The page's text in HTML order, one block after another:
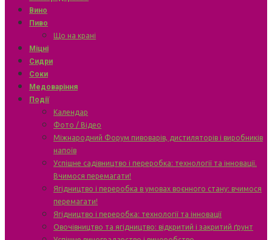
Вино
Пиво
Що на крані
Міцні
Сидри
Соки
Медоваріння
Події
Календар
Фото / Відео
Міжнародний Форум пивоварів, дистиляторів і виробників
напоїв
Успішне садівництво і переробка: технології та інновації.
Вчимося перемагати!
Ягідництво і переробка в умовах воєнного стану: вчимося
перемагати!
Ягідництво і переробка: технології та інновації
Овочівництво та ягідництво: відкритий і закритий ґрунт